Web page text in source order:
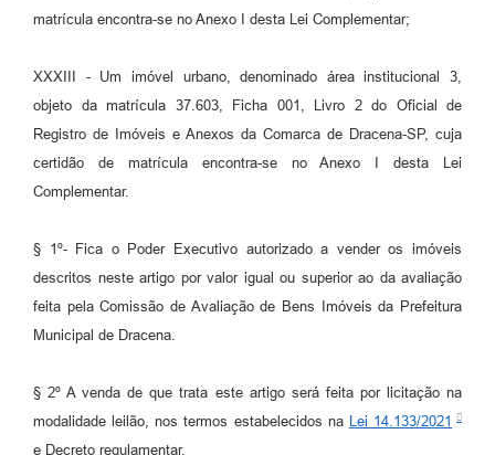
matrícula encontra-se no Anexo I desta Lei Complementar;
XXXIII - Um imóvel urbano, denominado área institucional 3,
objeto da matrícula 37.603, Ficha 001, Livro 2 do Oficial de
Registro de Imóveis e Anexos da Comarca de Dracena-SP, cuja
certidão de matrícula encontra-se no Anexo I desta Lei
Complementar.
§ 1º- Fica o Poder Executivo autorizado a vender os imóveis
descritos neste artigo por valor igual ou superior ao da avaliação
feita pela Comissão de Avaliação de Bens Imóveis da Prefeitura
Municipal de Dracena.
§ 2º A venda de que trata este artigo será feita por licitação na
modalidade leilão, nos termos estabelecidos na
Lei 14.133/2021
e Decreto regulamentar.